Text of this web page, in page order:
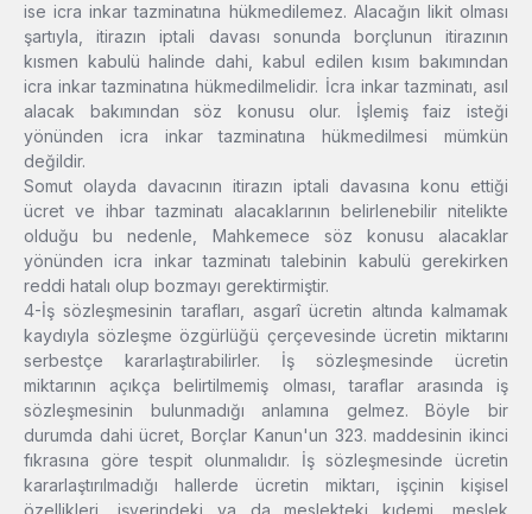
ise icra inkar tazminatına hükmedilemez. Alacağın likit olması
şartıyla, itirazın iptali davası sonunda borçlunun itirazının
kısmen kabulü halinde dahi, kabul edilen kısım bakımından
icra inkar tazminatına hükmedilmelidir. İcra inkar tazminatı, asıl
alacak bakımından söz konusu olur. İşlemiş faiz isteği
yönünden icra inkar tazminatına hükmedilmesi mümkün
değildir.
Somut olayda davacının itirazın iptali davasına konu ettiği
ücret ve ihbar tazminatı alacaklarının belirlenebilir nitelikte
olduğu bu nedenle, Mahkemece söz konusu alacaklar
yönünden icra inkar tazminatı talebinin kabulü gerekirken
reddi hatalı olup bozmayı gerektirmiştir.
4-İş sözleşmesinin tarafları, asgarî ücretin altında kalmamak
kaydıyla sözleşme özgürlüğü çerçevesinde ücretin miktarını
serbestçe kararlaştırabilirler. İş sözleşmesinde ücretin
miktarının açıkça belirtilmemiş olması, taraflar arasında iş
sözleşmesinin bulunmadığı anlamına gelmez. Böyle bir
durumda dahi ücret, Borçlar Kanun'un 323. maddesinin ikinci
fıkrasına göre tespit olunmalıdır. İş sözleşmesinde ücretin
kararlaştırılmadığı hallerde ücretin miktarı, işçinin kişisel
özellikleri, işyerindeki ya da meslekteki kıdemi, meslek